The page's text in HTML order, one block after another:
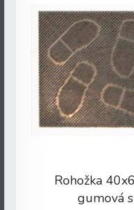
Rohožka
gumová